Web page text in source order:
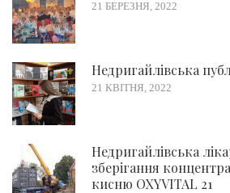
21 БЕРЕЗНЯ, 2022
Недригайлівська
21 КВІТНЯ, 2022
Недригайлівська
зберігання
кисню OXYVITAL 21